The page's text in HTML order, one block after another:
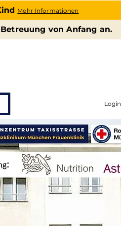
Mehr Informationen
von Anfang an.
Login